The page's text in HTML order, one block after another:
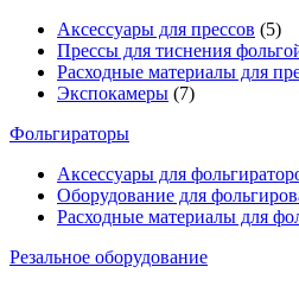
Аксессуары для прессов (5)
Прессы для тиснения
Расходные материалы для
Экспокамеры (7)
Фольгираторы
Аксессуары для
Оборудование для
Расходные материалы для
Резальное оборудование